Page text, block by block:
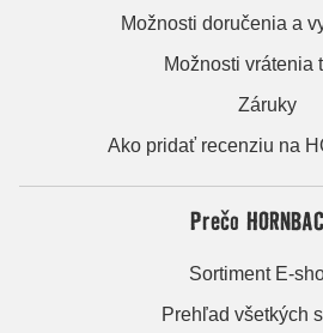
Možnosti doručenia a
Možnosti vrátenia
Záruky
Ako pridať recenziu na
Prečo
Sortiment E-
Prehľad všetkých